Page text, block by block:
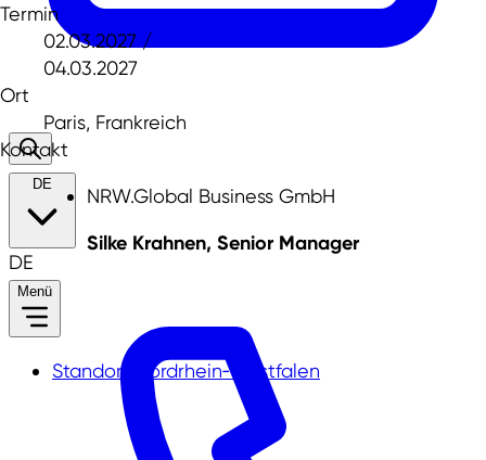
DE
DE
Menü
Standort Nordrhein‑Westfalen
Termin
02.03.2027 /
04.03.2027
Ort
Paris, Frankreich
Kontakt
NRW.Global Business GmbH
Silke Krahnen, Senior Manager